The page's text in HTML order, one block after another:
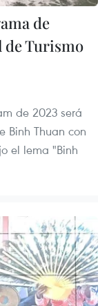
de
de Turismo
de 2023 será
Binh Thuan con
el lema "Binh